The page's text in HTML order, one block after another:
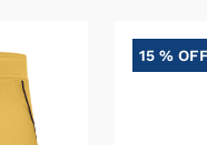
15 %